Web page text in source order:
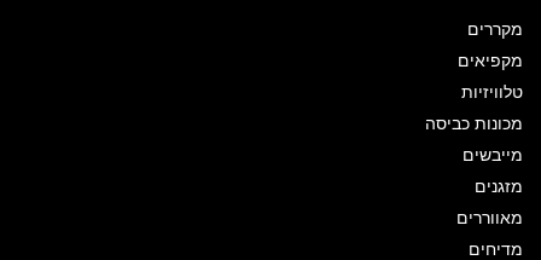
מקררים
מקפיאים
טלוויזיות
מכונות כביסה
מייבשים
מזגנים
מאווררים
מדיחים